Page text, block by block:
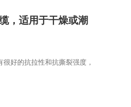
，适用于干燥或潮
好的抗拉性和抗撕裂强度，